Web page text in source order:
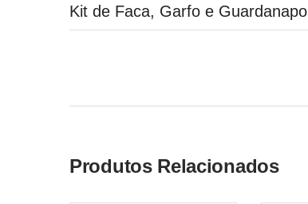
Kit de Faca, Garfo e Guardanapo
Produtos Relacionados